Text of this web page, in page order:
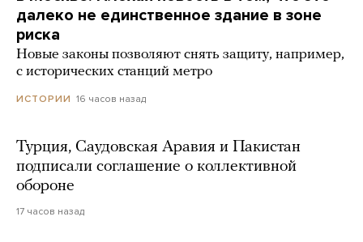
далеко не единственное здание в зоне
риска
Новые законы позволяют снять защиту, например,
с исторических станций метро
ИСТОРИИ 16 часов назад
Турция, Саудовская Аравия и Пакистан
подписали соглашение о коллективной
обороне
17 часов назад